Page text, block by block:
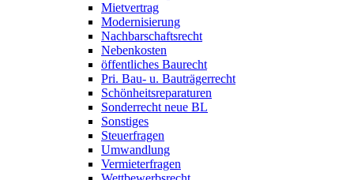
Mietvertrag
Modernisierung
Nachbarschaftsrecht
Nebenkosten
öffentliches Baurecht
Pri. Bau- u. Bauträgerrecht
Schönheitsreparaturen
Sonderrecht neue BL
Sonstiges
Steuerfragen
Umwandlung
Vermieterfragen